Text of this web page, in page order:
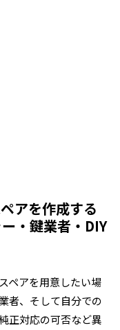
アを作成する
・鍵業者・DIY
ペアを用意したい場
者、そして自分での
正対応の可否など異